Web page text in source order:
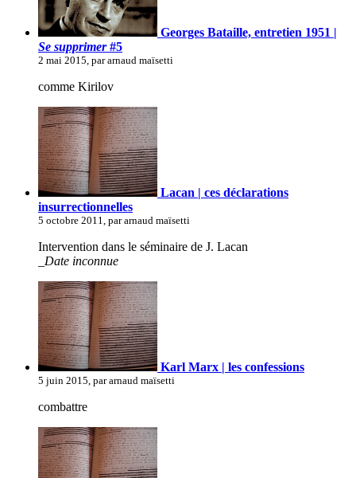
Georges Bataille, entretien 1951 |
Se supprimer#5
2 mai 2015, par arnaud maïsetti
comme Kirilov
Lacan | ces déclarations
insurrectionnelles
5 octobre 2011, par arnaud maïsetti
Intervention dans le séminaire de J. Lacan
_Date inconnue
Karl Marx | les confessions
5 juin 2015, par arnaud maïsetti
combattre